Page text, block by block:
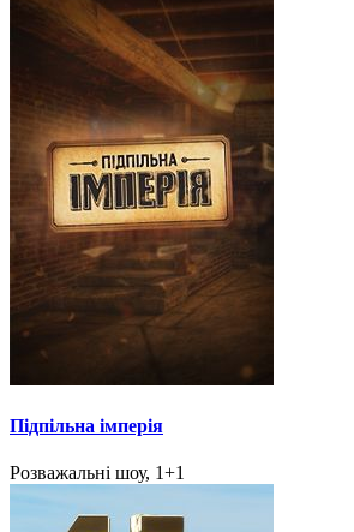
Підпільна імперія
Розважальні шоу, 1+1